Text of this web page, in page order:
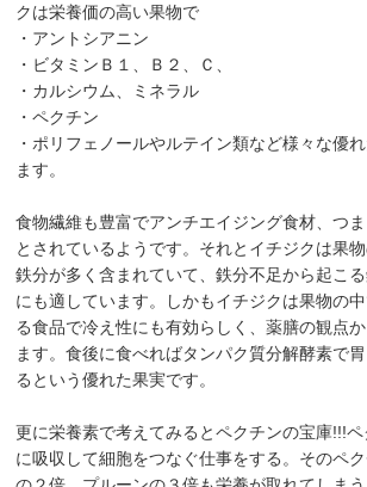
クは栄養価の高い果物で
・アントシアニン
・ビタミンＢ１、Ｂ２、Ｃ、
・カルシウム、ミネラル
・ペクチン
・ポリフェノールやルテイン類など様々な優
ます。
食物繊維も豊富でアンチエイジング食材、つ
とされているようです。それとイチジクは果
鉄分が多く含まれていて、鉄分不足から起こ
にも適しています。しかもイチジクは果物の
る食品で冷え性にも有効らしく、薬膳の観点
ます。食後に食べればタンパク質分解酵素で
るという優れた果実です。
更に栄養素で考えてみるとペクチンの宝庫!!!
に吸収して細胞をつなぐ仕事をする。そのペ